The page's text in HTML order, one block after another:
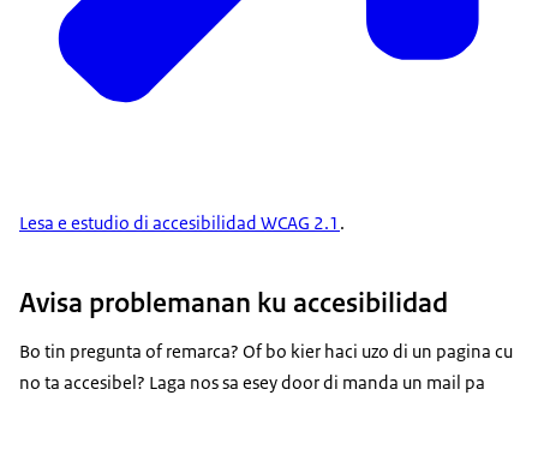
Lesa e estudio di accesibilidad WCAG 2.1 .
Avisa problemanan ku accesibilidad
Bo tin pregunta of remarca? Of bo kier haci uzo di un pagina cu
no ta accesibel? Laga nos sa esey door di manda un mail pa